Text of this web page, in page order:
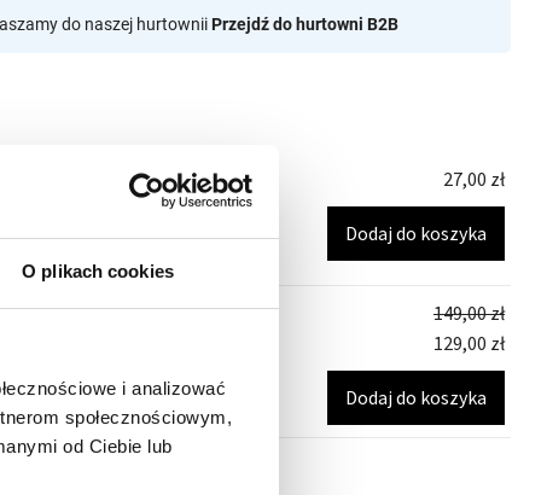
O plikach cookies
i analizować
społecznościowym,
od Ciebie lub
do naszej hurtowniiPrzejdź do hurtowni B2B
3D z bateriami do
27,00 zł
Dodaj do koszyka
149,00zł
129,00 zł
Dodaj do koszyka